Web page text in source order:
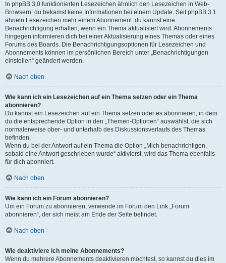
In phpBB 3.0 funktionierten Lesezeichen ähnlich den Lesezeichen in Web-
Browsern: du bekamst keine Informationen bei einem Update. Seit phpBB 3.1
ähneln Lesezeichen mehr einem Abonnement: du kannst eine
Benachrichtigung erhalten, wenn ein Thema aktualisiert wird. Abonnements
hingegen informieren dich bei einer Aktualisierung eines Themas oder eines
Forums des Boards. Die Benachrichtigungsoptionen für Lesezeichen und
Abonnements können im persönlichen Bereich unter „Benachrichtigungen
einstellen“ geändert werden.
Nach oben
Wie kann ich ein Lesezeichen auf ein Thema setzen oder ein Thema
abonnieren?
Du kannst ein Lesezeichen auf ein Thema setzen oder es abonnieren, in dem
du die entsprechende Option in den „Themen-Optionen“ auswählst, die sich
normalerweise ober- und unterhalb des Diskussionsverlaufs des Themas
befinden.
Wenn du bei der Antwort auf ein Thema die Option „Mich benachrichtigen,
sobald eine Antwort geschrieben wurde“ aktivierst, wird das Thema ebenfalls
für dich abonniert.
Nach oben
Wie kann ich ein Forum abonnieren?
Um ein Forum zu abonnieren, verwende im Forum den Link „Forum
abonnieren“, der sich meist am Ende der Seite befindet.
Nach oben
Wie deaktiviere ich meine Abonnements?
Wenn du mehrere Abonnements deaktivieren möchtest, so kannst du dies im